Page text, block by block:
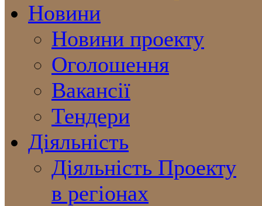
Новини
Новини проекту
Оголошення
Вакансії
Тендери
Діяльність
Діяльність Проекту
в регіонах